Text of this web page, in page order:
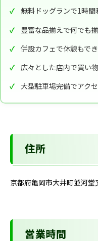
無料ドッグランで1時間
豊富な品揃えで何でも
併設カフェで休憩もで
広々とした店内で買い
大型駐車場完備でアク
住所
京都府亀岡市大井町並河堂
営業時間